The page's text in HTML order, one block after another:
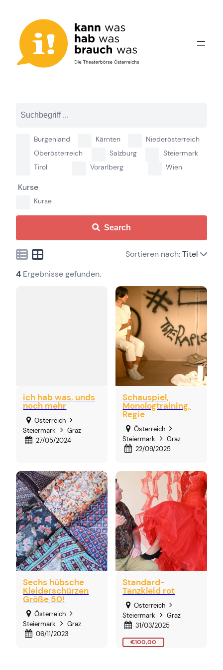
springen
Burgenland Kärnten
Niederösterreich
Oberösterreich
Salzburg
Steiermark
Tirol
Vorarlberg Wien
Kurse
Kurse
Search
Sortieren nach:Titel
4 Ergebnisse gefunden.
ich hab was, unds
noch mehr
Österreich
Steiermark
Graz
27/05/2024
Schauspiel,
Monologtraining,
Regie
Österreich
Steiermark
Graz
22/09/2025
Sechs hübsche
Kleiderschürzen
Größe 50!
Österreich
Steiermark
Graz
06/11/2023
Standard-
Tanzkleid rot
Österreich
Steiermark
Graz
31/03/2025
€100,00